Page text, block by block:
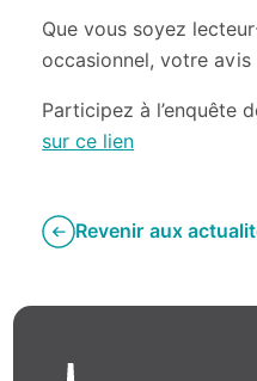
Que vous soyez
occasionnel, votre avis
Participez à l’enquête
sur ce lien
Revenir aux